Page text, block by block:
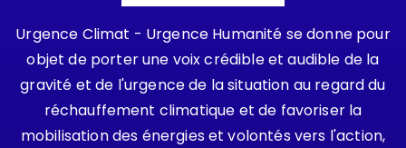
Urgence Climat - Urgence Humanité se donne pour
objet de porter une voix crédible et audible de la
gravité et de l'urgence de la situation au regard du
réchauffement climatique et de favoriser la
mobilisation des énergies et volontés vers l'action,